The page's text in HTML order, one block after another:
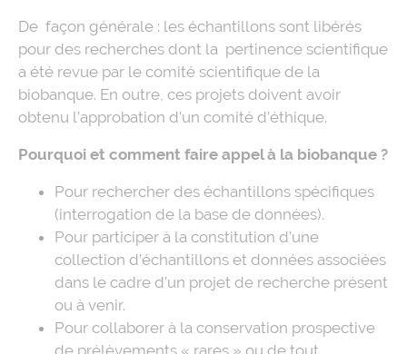
De façon générale : les échantillons sont libérés
pour des recherches dont la pertinence scientifique
a été revue par le comité scientifique de la
biobanque. En outre, ces projets doivent avoir
obtenu l’approbation d’un comité d’éthique.
Pourquoi et comment faire appel à la biobanque ?
Pour rechercher des échantillons spécifiques
(interrogation de la base de données).
Pour participer à la constitution d’une
collection d’échantillons et données associées
dans le cadre d’un projet de recherche présent
ou à venir.
Pour collaborer à la conservation prospective